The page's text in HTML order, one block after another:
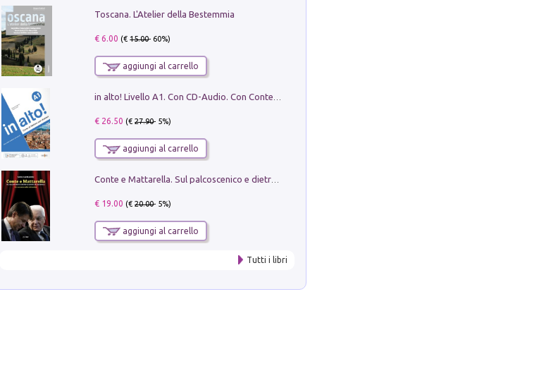
Toscana. L'Atelier della Bestemmia
€ 6.00 (€15.00- 60%)
aggiungi al carrello
€ 26.50 (€27.90- 5%)
aggiungi al carrello
€ 19.00 (€20.00- 5%)
aggiungi al carrello
Tutti i libri